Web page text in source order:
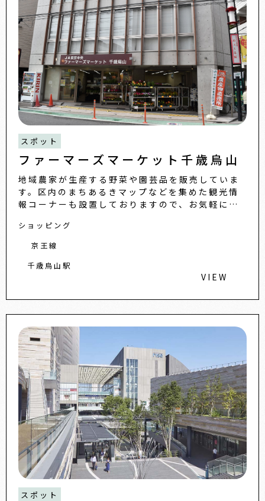
スポット
ファーマーズマーケット千歳烏山
地域農家が生産する野菜や園芸品を販売していま
す。区内のまちあるきマップなどを集めた観光情
報コーナーも設置しておりますので、お気軽にお
クールスペースや多目的
ショッピング
京王線
千歳烏山駅
VIEW
スポット